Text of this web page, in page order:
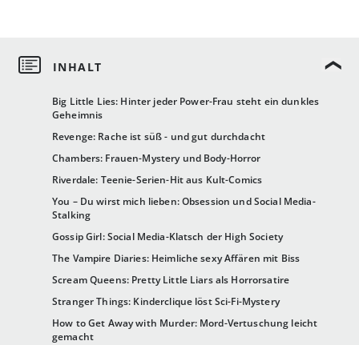
Big Little Lies: Hinter jeder Power-Frau steht ein dunkles
Geheimnis
Revenge: Rache ist süß - und gut durchdacht
Chambers: Frauen-Mystery und Body-Horror
Riverdale: Teenie-Serien-Hit aus Kult-Comics
You – Du wirst mich lieben: Obsession und Social Media-
Stalking
Gossip Girl: Social Media-Klatsch der High Society
The Vampire Diaries: Heimliche sexy Affären mit Biss
Scream Queens: Pretty Little Liars als Horrorsatire
Stranger Things: Kinderclique löst Sci-Fi-Mystery
How to Get Away with Murder: Mord-Vertuschung leicht
gemacht